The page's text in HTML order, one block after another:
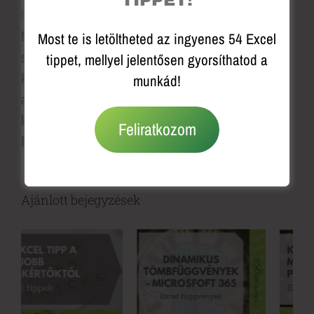
Nagy megtiszteltetés volt a nemzetközi
szakértők között részt venni a felvételben.
Kívánom, hogy leld örömöd a tanulásban és válj
azzá, akitől bármikor bátran kérdezhetnek a
kollégák, ha Excelről, Wordről vagy
PowerPointról van szó!
Ajánlott bejegyzések
Most te is letöltheted az ingyenes 54 Excel
tippet, mellyel jelentősen gyorsíthatod a
munkád!
Feliratkozom